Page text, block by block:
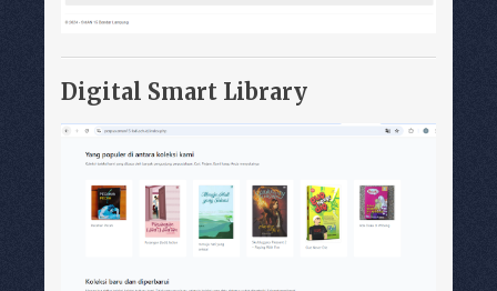
Digital Smart Library